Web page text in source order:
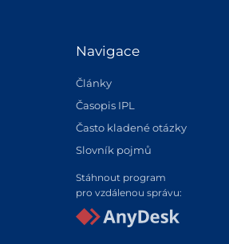
Navigace
Články
Časopis IPL
Často kladené otázky
Slovník pojmů
Stáhnout program
pro vzdálenou správu: